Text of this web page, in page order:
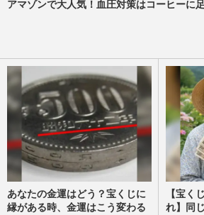
アマゾンで大人気！血圧対策はコーヒーに
あなたの金運はどう？宝くじに
縁がある時、金運はこう変わる
【宝く
れ】同